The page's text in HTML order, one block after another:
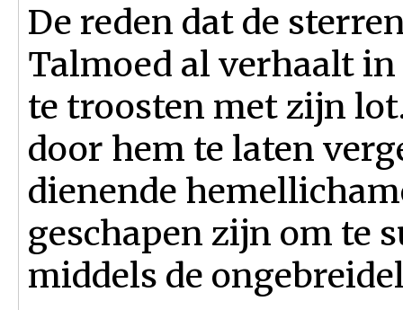
De reden dat de
Talmoed al verhaalt
te troosten met zijn
door hem te laten
dienende
geschapen zijn om te
middels de